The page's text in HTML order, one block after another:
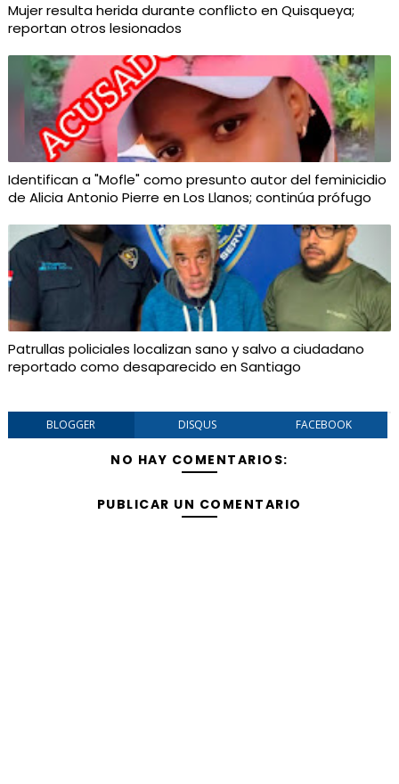
Mujer resulta herida durante conflicto en Quisqueya;
reportan otros lesionados
Identifican a "Mofle" como presunto autor del feminicidio
de Alicia Antonio Pierre en Los Llanos; continúa prófugo
Patrullas policiales localizan sano y salvo a ciudadano
reportado como desaparecido en Santiago
BLOGGER DISQUS FACEBOOK
NO HAY COMENTARIOS:
PUBLICAR UN COMENTARIO